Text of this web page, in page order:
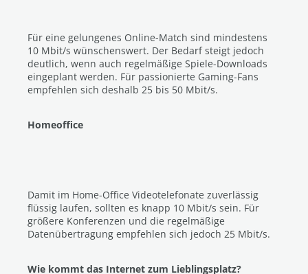
Für eine gelungenes Online-Match sind mindestens
10 Mbit/s wünschenswert. Der Bedarf steigt jedoch
deutlich, wenn auch regelmäßige Spiele-Downloads
eingeplant werden. Für passionierte Gaming-Fans
empfehlen sich deshalb 25 bis 50 Mbit/s.
Homeoffice
Damit im Home-Office Videotelefonate zuverlässig
flüssig laufen, sollten es knapp 10 Mbit/s sein. Für
größere Konferenzen und die regelmäßige
Datenübertragung empfehlen sich jedoch 25 Mbit/s.
Wie kommt das Internet zum Lieblingsplatz?